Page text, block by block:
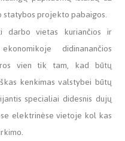
statybos projekto pabaigos.
darbo vietas kuriančios ir
didinanančios
vien tik tam, kad būtų
kenkimas valstybei būtų
specialiai didesnis dujų
elektrinėse vietoje kol kas